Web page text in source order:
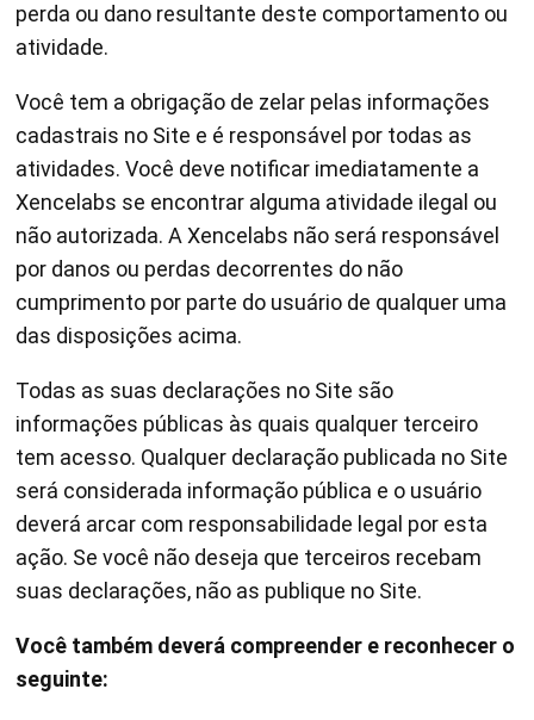
perda ou dano resultante deste comportamento ou
atividade.
Você tem a obrigação de zelar pelas informações
cadastrais no Site e é responsável por todas as
atividades. Você deve notificar imediatamente a
Xencelabs se encontrar alguma atividade ilegal ou
não autorizada. A Xencelabs não será responsável
por danos ou perdas decorrentes do não
cumprimento por parte do usuário de qualquer uma
das disposições acima.
Todas as suas declarações no Site são
informações públicas às quais qualquer terceiro
tem acesso. Qualquer declaração publicada no Site
será considerada informação pública e o usuário
deverá arcar com responsabilidade legal por esta
ação. Se você não deseja que terceiros recebam
suas declarações, não as publique no Site.
Você também deverá compreender e reconhecer o
seguinte: